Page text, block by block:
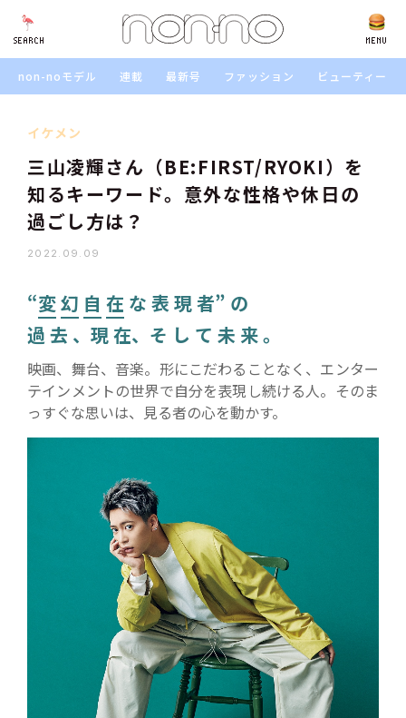
SEARCH MENU
SEARCH
non-noモデル 連載 最新号 ファッション ビューティー
イケメン
三山凌輝さん（BE:FIRST/RYOKI）を
知るキーワード。意外な性格や休日の
過ごし方は？
2022.09.09
“変幻 自 在 な 表 現 者” の
過 去 、現 在、そ し て 未 来 。
映画、舞台、音楽。形にこだわることなく、エンター
テインメントの世界で自分を表現し続ける人。そのま
っすぐな思いは、見る者の心を動かす。